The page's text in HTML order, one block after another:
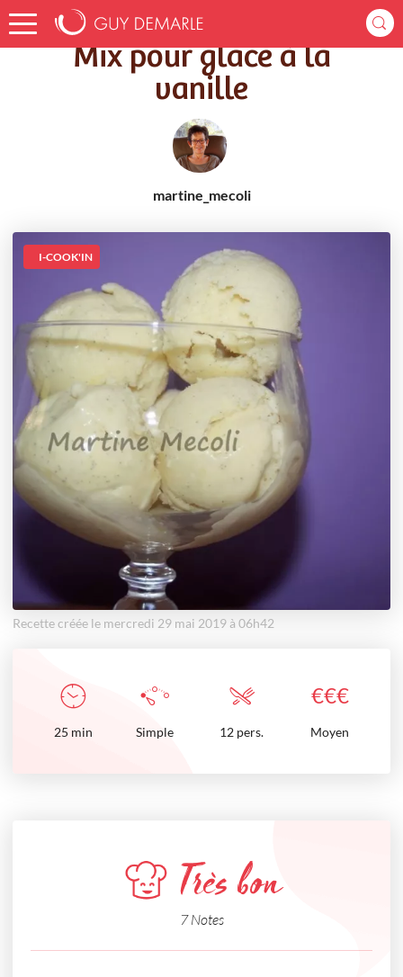
Accueil Recettes Mix pour glace à la vanille
Mix pour glace à la
vanille
martine_mecoli
I-COOK'IN
Recette créée le mercredi 29 mai 2019 à 06h42
€€€
25 min Simple 12 pers. Moyen
Très bon
7 Notes